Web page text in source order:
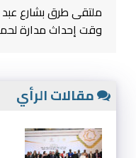
ملتقى طرق بشارع
وقت إحداث مدارة
مقالات الرأي